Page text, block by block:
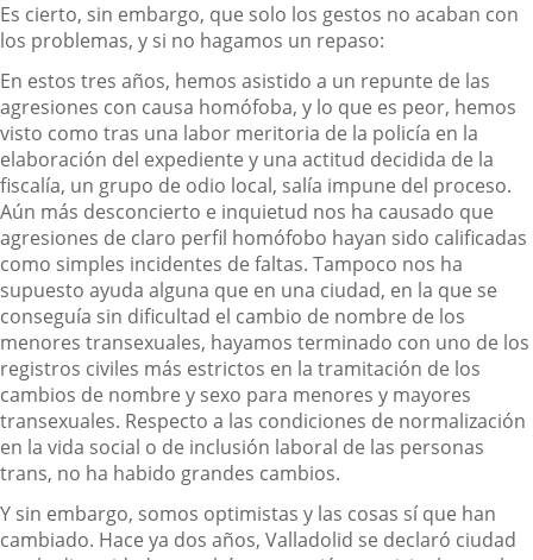
Es cierto, sin embargo, que solo los gestos no acaban con
los problemas, y si no hagamos un repaso:
En estos tres años, hemos asistido a un repunte de las
agresiones con causa homófoba, y lo que es peor, hemos
visto como tras una labor meritoria de la policía en la
elaboración del expediente y una actitud decidida de la
fiscalía, un grupo de odio local, salía impune del proceso.
Aún más desconcierto e inquietud nos ha causado que
agresiones de claro perfil homófobo hayan sido calificadas
como simples incidentes de faltas. Tampoco nos ha
supuesto ayuda alguna que en una ciudad, en la que se
conseguía sin dificultad el cambio de nombre de los
menores transexuales, hayamos terminado con uno de los
registros civiles más estrictos en la tramitación de los
cambios de nombre y sexo para menores y mayores
transexuales. Respecto a las condiciones de normalización
en la vida social o de inclusión laboral de las personas
trans, no ha habido grandes cambios.
Y sin embargo, somos optimistas y las cosas sí que han
cambiado. Hace ya dos años, Valladolid se declaró ciudad